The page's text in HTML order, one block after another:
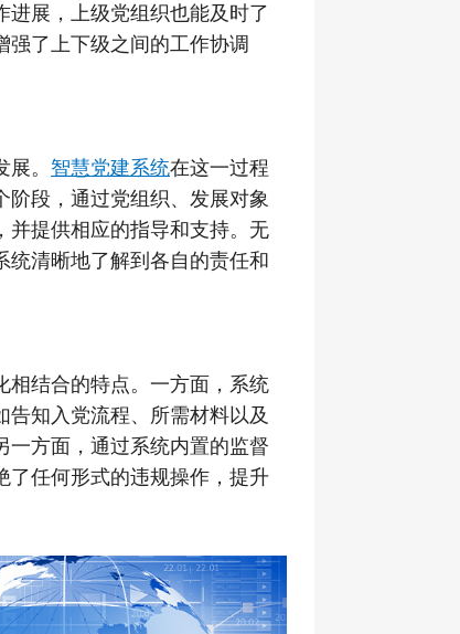
展，上级党组织也能及时了
强了上下级之间的工作协调
。 智慧党建系统在这一过程
段，通过党组织、发展对象
并提供相应的指导和支持。无
统清晰地了解到各自的责任和
相结合的特点。一方面，系统
知入党流程、所需材料以及
一方面，通过系统内置的监督
了任何形式的违规操作，提升